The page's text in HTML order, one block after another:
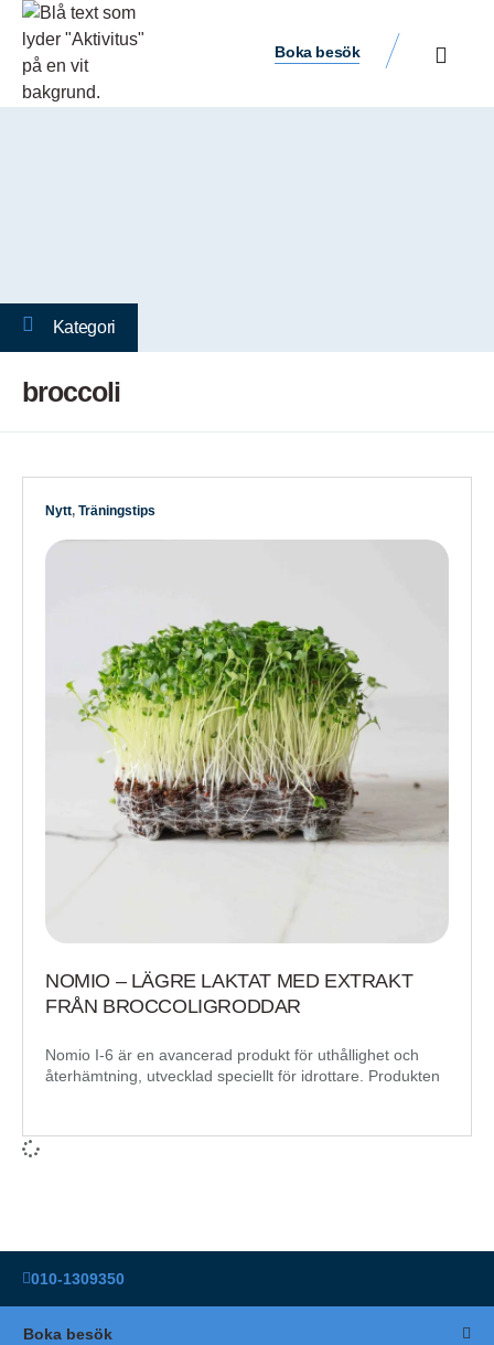
Boka besök
Kategori
broccoli
Nytt, Träningstips
NOMIO – LÄGRE LAKTAT MED EXTRAKT
FRÅN BROCCOLIGRODDAR
Nomio I-6 är en avancerad produkt för uthållighet och
återhämtning, utvecklad speciellt för idrottare. Produkten
010-1309350
Boka besök